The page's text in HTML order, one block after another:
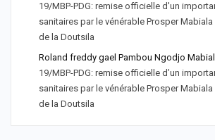
19/MBP-PDG: remise officielle d'un
sanitaires par le vénérable Prosper
de la Doutsila
Roland freddy gael Pambou Ngodjo
19/MBP-PDG: remise officielle d’un
sanitaires par le vénérable Prosper
de la Doutsila